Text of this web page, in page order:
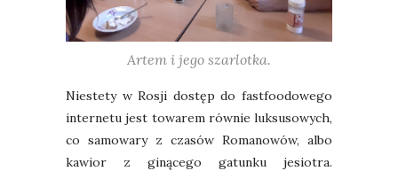
Artem i jego szarlotka.
Niestety w Rosji dostęp do fastfoodowego
internetu jest towarem równie luksusowych,
co samowary z czasów Romanowów, albo
kawior z ginącego gatunku jesiotra.